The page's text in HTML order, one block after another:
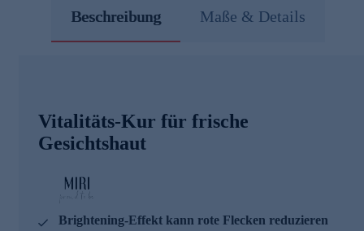
Beschreibung Maße & Details
Vitalitäts-Kur für frische
Gesichtshaut
Brightening-Effekt kann rote Flecken reduzieren